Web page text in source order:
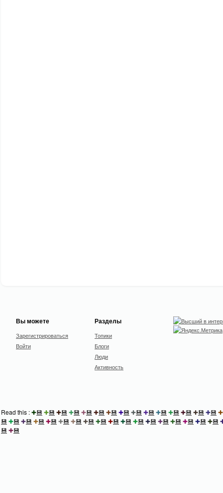
Вы можете
Зарегистрироваться
Войти
Разделы
Топики
Блоги
Люди
Активность
Read this :✚💾 ✚💾 ✚💾 ✚💾 ✚💾 ✚💾 ✚💾 ✚💾 ✚💾 ✚💾 ✚💾 ✚💾 ✚💾 ✚💾 ✚💾 ✚
💾 ✚💾 ✚💾 ✚💾 ✚💾 ✚💾 ✚💾 ✚💾 ✚💾 ✚💾 ✚💾 ✚💾 ✚💾 ✚💾 ✚💾 ✚💾 ✚💾 ✚💾
💾 ✚💾